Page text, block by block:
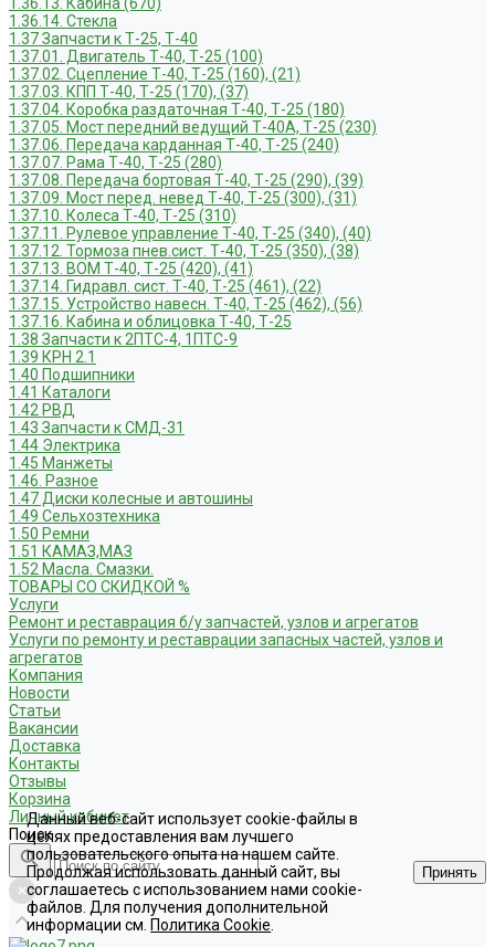
1.36.14. Стекла
1.37 Запчасти к Т-25, Т-40
1.37.01. Двигатель Т-40, Т-25 (100)
1.37.02. Сцепление Т-40, Т-25 (160), (21)
1.37.03. КПП Т-40, Т-25 (170), (37)
1.37.04. Коробка раздаточная Т-40, Т-25 (180)
1.37.05. Мост передний ведущий Т-40А, Т-25 (230)
1.37.06. Передача карданная Т-40, Т-25 (240)
1.37.07. Рама Т-40, Т-25 (280)
1.37.08. Передача бортовая Т-40, Т-25 (290), (39)
1.37.09. Мост перед. невед Т-40, Т-25 (300), (31)
1.37.10. Колеса Т-40, Т-25 (310)
1.37.11. Рулевое управление Т-40, Т-25 (340), (40)
1.37.12. Тормоза пнев.сист. Т-40, Т-25 (350), (38)
1.37.13. ВОМ Т-40, Т-25 (420), (41)
1.37.14. Гидравл. сист. Т-40, Т-25 (461), (22)
1.37.15. Устройство навесн. Т-40, Т-25 (462), (56)
1.37.16. Кабина и облицовка Т-40, Т-25
1.38 Запчасти к 2ПТС-4, 1ПТС-9
1.39 КРН 2.1
1.40 Подшипники
1.41 Каталоги
1.42 РВД
1.43 Запчасти к СМД-31
1.44 Электрика
1.45 Манжеты
1.46. Разное
1.47 Диски колесные и автошины
1.49 Сельхозтехника
1.50 Ремни
1.51 КАМАЗ,МАЗ
1.52 Масла. Смазки.
ТОВАРЫ СО СКИДКОЙ %
Услуги
Ремонт и реставрация б/у запчастей, узлов и агрегатов
Услуги по ремонту и реставрации запасных частей, узлов и
агрегатов
Компания
Новости
Статьи
Вакансии
Доставка
Контакты
Отзывы
Корзина
Личный кабинет
Поиск
Данный веб-сайт использует cookie-файлы в
целях предоставления вам лучшего
пользовательского опыта на нашем сайте.
Продолжая использовать данный сайт, вы
соглашаетесь с использованием нами cookie-
файлов. Для получения дополнительной
информации см. Политика Cookie
Принять